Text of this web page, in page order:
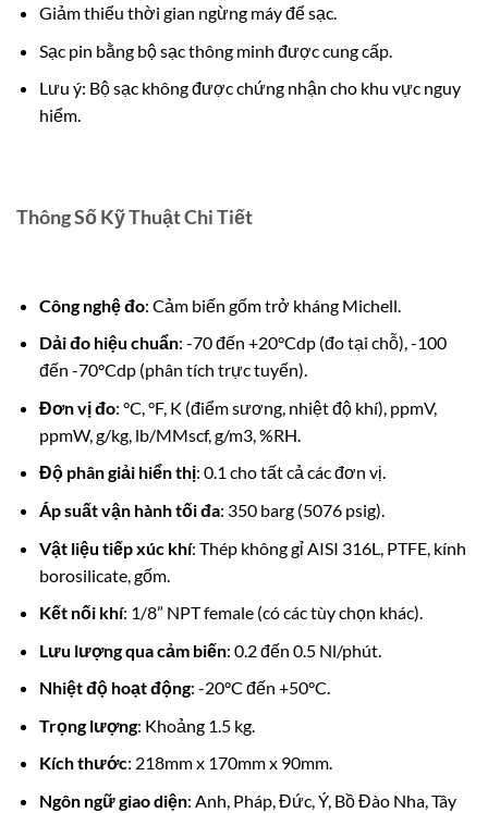
Giảm thiểu thời gian ngừng máy để sạc.
Sạc pin bằng bộ sạc thông minh được cung cấp.
Lưu ý: Bộ sạc không được chứng nhận cho khu vực nguy
hiểm.
Thông Số Kỹ Thuật Chi Tiết
Công nghệ đo: Cảm biến gốm trở kháng Michell.
Dải đo hiệu chuẩn: -70 đến +20°Cdp (đo tại chỗ), -100
đến -70°Cdp (phân tích trực tuyến).
Đơn vị đo: °C, °F, K (điểm sương, nhiệt độ khí), ppmV,
ppmW, g/kg, lb/MMscf, g/m3, %RH.
Độ phân giải hiển thị: 0.1 cho tất cả các đơn vị.
Áp suất vận hành tối đa: 350 barg (5076 psig).
Vật liệu tiếp xúc khí: Thép không gỉ AISI 316L, PTFE, kính
borosilicate, gốm.
Kết nối khí: 1/8” NPT female (có các tùy chọn khác).
Lưu lượng qua cảm biến: 0.2 đến 0.5 Nl/phút.
Nhiệt độ hoạt động: -20°C đến +50°C.
Trọng lượng: Khoảng 1.5 kg.
Kích thước: 218mm x 170mm x 90mm.
Ngôn ngữ giao diện: Anh, Pháp, Đức, Ý, Bồ Đào Nha, Tây